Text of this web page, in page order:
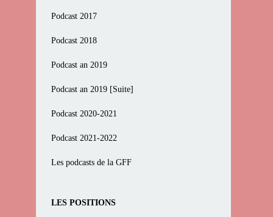
Podcast 2017
Podcast 2018
Podcast an 2019
Podcast an 2019 [Suite]
Podcast 2020-2021
Podcast 2021-2022
Les podcasts de la GFF
LES POSITIONS